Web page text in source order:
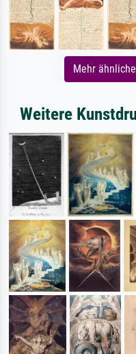
Mehr
Weitere